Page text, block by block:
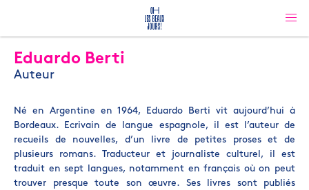
Eduardo Berti
Auteur
Né en Argentine en 1964, Eduardo Berti vit aujourd’hui à
Bordeaux. Ecrivain de langue espagnole, il est l’auteur de
recueils de nouvelles, d’un livre de petites proses et de
plusieurs romans. Traducteur et journaliste culturel, il est
traduit en sept langues, notamment en français où on peut
trouver presque toute son œuvre. Ses livres sont publiés